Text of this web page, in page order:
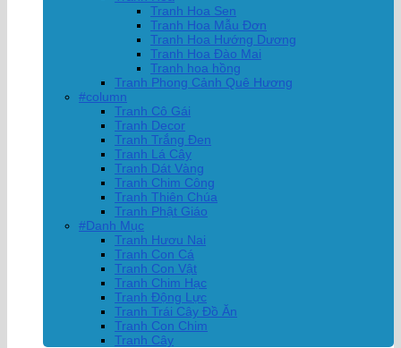
Tranh Hoa Sen
Tranh Hoa Mẫu Đơn
Tranh Hoa Hướng Dương
Tranh Hoa Đào Mai
Tranh hoa hồng
Tranh Phong Cảnh Quê Hương
#column
Tranh Cô Gái
Tranh Decor
Tranh Trắng Đen
Tranh Lá Cây
Tranh Dát Vàng
Tranh Chim Công
Tranh Thiên Chúa
Tranh Phật Giáo
#Danh Mục
Tranh Hươu Nai
Tranh Con Cá
Tranh Con Vật
Tranh Chim Hạc
Tranh Động Lực
Tranh Trái Cây Đồ Ăn
Tranh Con Chim
Tranh Cây